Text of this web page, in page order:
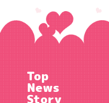
Top
News
Story